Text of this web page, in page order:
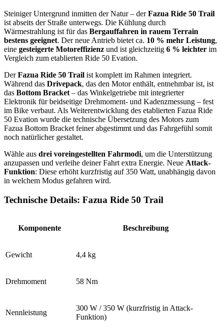
Steiniger Untergrund inmitten der Natur – derFazua Ride 50 Trail
ist abseits der Straße unterwegs. Die Kühlung durch
Wärmestrahlung ist für das Bergauffahren in rauem Terrain
bestens geeignet. Der neue Antrieb bietet ca. 10 % mehr Leistung,
eine gesteigerte Motoreffizienz und ist gleichzeitig 6 % leichter im
Vergleich zum etablierten Ride 50 Evation.
DerFazua Ride 50 Trail ist komplett im Rahmen integriert.
Während das Drivepack, das den Motor enthält, entnehmbar ist, ist
das Bottom Bracket – das Winkelgetriebe mit integrierter
Elektronik für beidseitige Drehmoment- und Kadenzmessung – fest
im Bike verbaut. Als Weiterentwicklung des etablierten Fazua Ride
50 Evation wurde die technische Übersetzung des Motors zum
Fazua Bottom Bracket feiner abgestimmt und das Fahrgefühl somit
noch natürlicher gestaltet.
Wähle aus drei voreingestellten Fahrmodi, um die Unterstützung
anzupassen und verleihe deiner Fahrt extra Energie. Neue Attack-
Funktion: Diese erhöht kurzfristig auf 350 Watt, unabhängig davon
in welchem Modus gefahren wird.
Technische Details: Fazua Ride 50 Trail
Komponente Beschreibung
Gewicht 4,4 kg
Drehmoment 58 Nm
Nennleistung
300 W / 350 W (kurzfristig in Attack-
Funktion)